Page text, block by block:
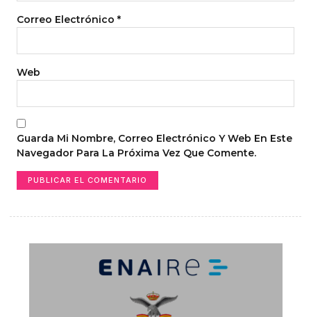
Correo Electrónico *
Web
Guarda Mi Nombre, Correo Electrónico Y Web En Este
Navegador Para La Próxima Vez Que Comente.